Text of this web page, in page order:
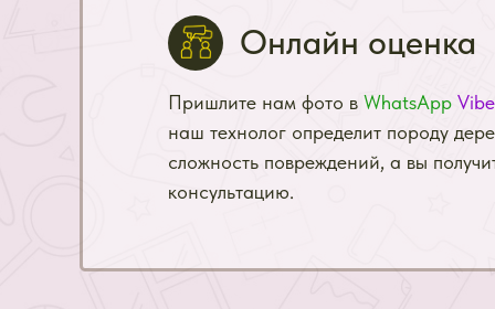
Пришлите нам фото в WhatsApp
наш технолог определит породу
сложность повреждений, а вы
консультацию.
Онлайн оценка